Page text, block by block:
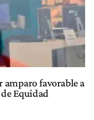
amparo favorable a
Equidad